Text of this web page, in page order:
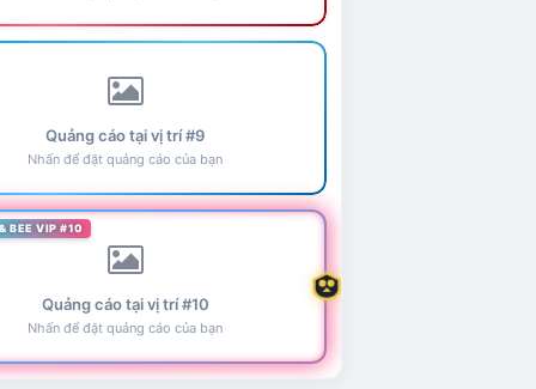
Quảng cáo tại vị trí #9
Nhấn để đặt quảng cáo của bạn
BEE VIP #10
Quảng cáo tại vị trí #10
Nhấn để đặt quảng cáo của bạn